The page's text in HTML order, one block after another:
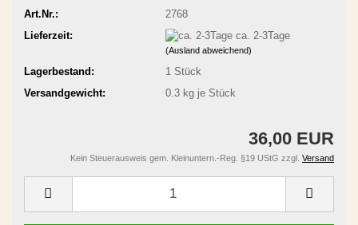
Art.Nr.:
2768
Lieferzeit:
ca. 2-3Tage
(Ausland abweichend)
Lagerbestand: 1 Stück
Versandgewicht:
0.3kg je Stück
36,00 EUR
Kein Steuerausweis gem. Kleinuntern.-Reg. §19 UStG zzgl. Versand